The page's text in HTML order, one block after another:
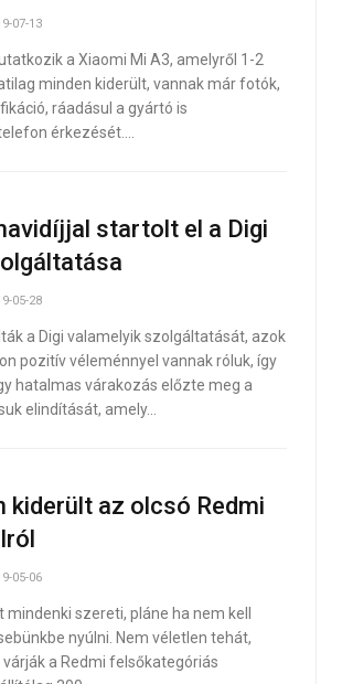
07-13
a Xiaomi Mi A3, amelyről 1-2
minden kiderült, vannak már fotók,
ráadásul a gyártó is
érkezését.…
startolt el a Digi
05-28
a Digi valamelyik szolgáltatását, azok
pozitív véleménnyel vannak róluk, így
hatalmas várakozás előzte meg a
elindítását, amely…
kiderült az olcsó Redmi
05-06
szereti, pláne ha nem kell
nyúlni. Nem véletlen tehát,
a Redmi felsőkategóriás